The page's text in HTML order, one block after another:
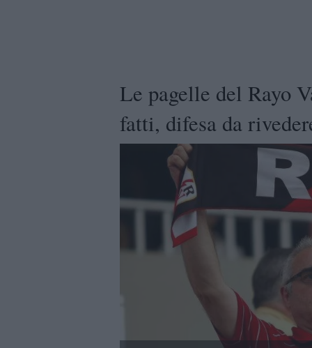
Le pagelle del Rayo
fatti, difesa da